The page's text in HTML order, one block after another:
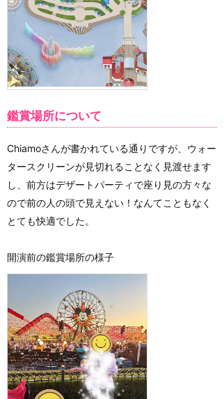
鑑賞場所について
Chiamoさんが書かれている通りですが、ウォー
タースクリーンが見切れることなく見渡せます
し、前方はデザートパーティで座り見の方々な
ので前の人の頭で見えない！なんてこともなく
とても快適でした。
開演前の鑑賞場所の様子